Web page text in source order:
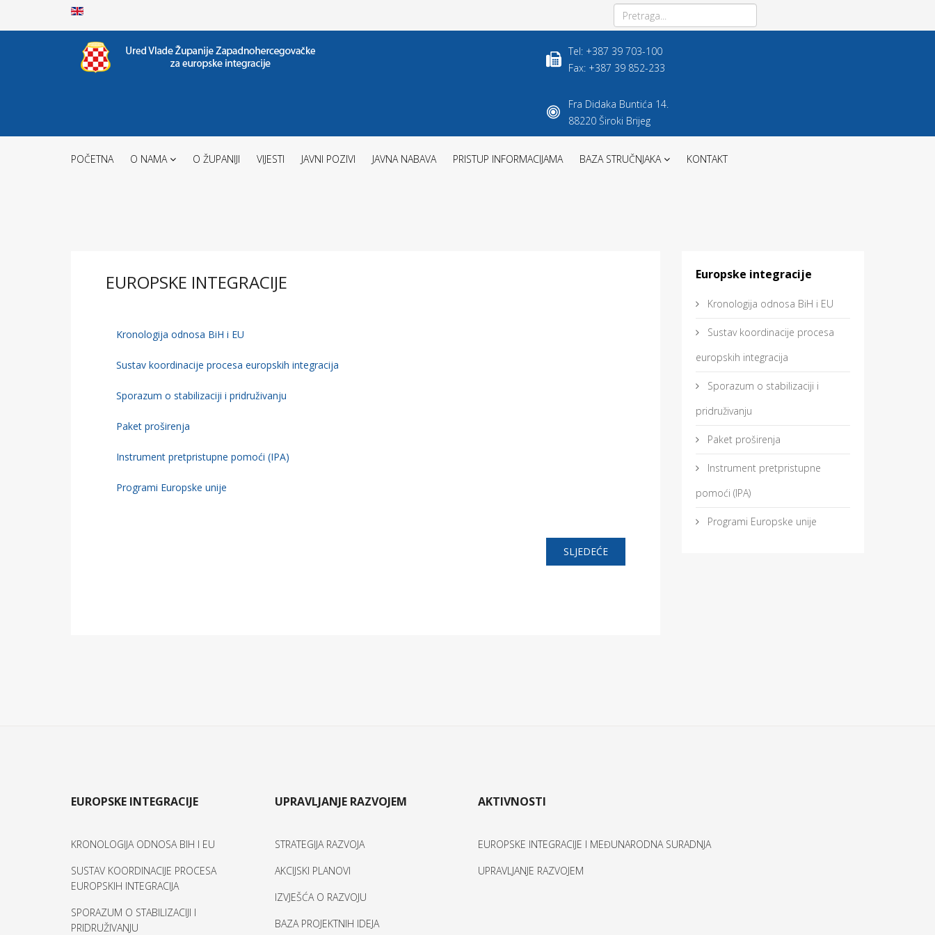
Tel: +387 39 703-100
Fax: +387 39 852-233
Fra Didaka Buntića 14.
88220 Široki Brijeg
POČETNA O NAMA O ŽUPANIJI VIJESTI JAVNI POZIVI JAVNA NABAVA PRISTUP INFORMACIJAMA BAZA STRUČNJAKA KONTAKT
EUROPSKE INTEGRACIJE
Kronologija odnosa BiH i EU
Sustav koordinacije procesa europskih integracija
Sporazum o stabilizaciji i pridruživanju
Paket proširenja
Instrument pretpristupne pomoći (IPA)
Programi Europske unije
SLJEDEĆE
Europske integracije
Kronologija odnosa BiH i EU
Sustav koordinacije procesa
europskih integracija
Sporazum o stabilizaciji i
pridruživanju
Paket proširenja
Instrument pretpristupne
pomoći (IPA)
Programi Europske unije
EUROPSKE INTEGRACIJE
KRONOLOGIJA ODNOSA BIH I EU
SUSTAV KOORDINACIJE PROCESA
EUROPSKIH INTEGRACIJA
SPORAZUM O STABILIZACIJI I
PRIDRUŽIVANJU
UPRAVLJANJE RAZVOJEM
STRATEGIJA RAZVOJA
AKCIJSKI PLANOVI
IZVJEŠĆA O RAZVOJU
BAZA PROJEKTNIH IDEJA
AKTIVNOSTI
EUROPSKE INTEGRACIJE I MEĐUNARODNA SURADNJA
UPRAVLJANJE RAZVOJEM